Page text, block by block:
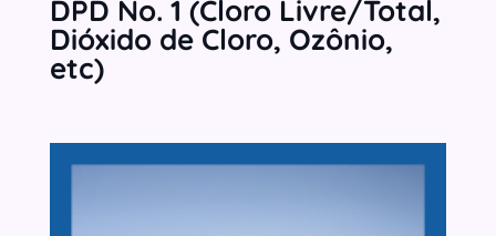
DPD No. 1 (Cloro Livre/Total,
Dióxido de Cloro, Ozônio,
etc)